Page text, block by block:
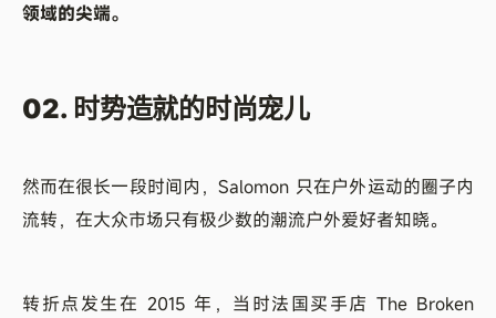
领域的尖端。
02. 时势造就的时尚宠儿
然而在很长一段时间内，Salomon 只在户外运动的圈子内
流转，在大众市场只有极少数的潮流户外爱好者知晓。
转折点发生在 2015 年，当时法国买手店 The Broken